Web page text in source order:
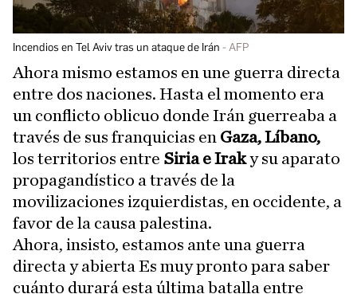
Incendios en Tel Aviv tras un ataque de Irán AFP
Ahora mismo estamos en une guerra directa
entre dos naciones. Hasta el momento era
un conflicto oblicuo donde Irán guerreaba a
través de sus franquicias en Gaza, Líbano,
los territorios entre Siria e Iraky su aparato
propagandístico a través de la
movilizaciones izquierdistas, en occidente, a
favor de la causa palestina.
Ahora, insisto, estamos ante una guerra
directa y abierta Es muy pronto para saber
cuánto durará esta última batalla entre